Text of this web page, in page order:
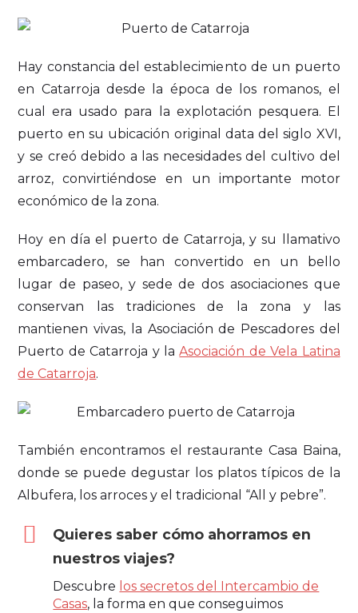
Hay constancia del establecimiento de un puerto
en Catarroja desde la época de los romanos, el
cual era usado para la explotación pesquera. El
puerto en su ubicación original data del siglo XVI,
y se creó debido a las necesidades del cultivo del
arroz, convirtiéndose en un importante motor
económico de la zona.
Hoy en día el puerto de Catarroja, y su llamativo
embarcadero, se han convertido en un bello
lugar de paseo, y sede de dos asociaciones que
conservan las tradiciones de la zona y las
mantienen vivas, la Asociación de Pescadores del
Puerto de Catarroja y laAsociación de Vela Latina
de Catarroja.
También encontramos el restaurante Casa Baina,
donde se puede degustar los platos típicos de la
Albufera, los arroces y el tradicional “All y pebre”.
Quieres saber cómo ahorramos en
nuestros viajes?
Descubre los secretos del Intercambio de
Casas, la forma en que conseguimos